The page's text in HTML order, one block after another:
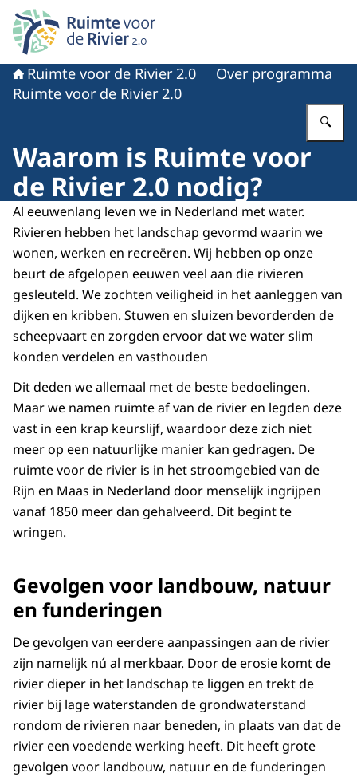
Naar de homepage van Ruimte voor de rivier 2.0
Ruimte voor de Rivier 2.0
Over programma
Ruimte voor de Rivier 2.0
Waarom is Ruimte voor
de Rivier 2.0 nodig?
Al eeuwenlang leven we in Nederland met water.
Rivieren hebben het landschap gevormd waarin we
wonen, werken en recreëren. Wij hebben op onze
beurt de afgelopen eeuwen veel aan die rivieren
gesleuteld. We zochten veiligheid in het aanleggen van
dijken en kribben. Stuwen en sluizen bevorderden de
scheepvaart en zorgden ervoor dat we water slim
konden verdelen en vasthouden
Dit deden we allemaal met de beste bedoelingen.
Maar we namen ruimte af van de rivier en legden deze
vast in een krap keurslijf, waardoor deze zich niet
meer op een natuurlijke manier kan gedragen. De
ruimte voor de rivier is in het stroomgebied van de
Rijn en Maas in Nederland door menselijk ingrijpen
vanaf 1850 meer dan gehalveerd. Dit begint te
wringen.
Gevolgen voor landbouw, natuur
en funderingen
De gevolgen van eerdere aanpassingen aan de rivier
zijn namelijk nú al merkbaar. Door de erosie komt de
rivier dieper in het landschap te liggen en trekt de
rivier bij lage waterstanden de grondwaterstand
rondom de rivieren naar beneden, in plaats van dat de
rivier een voedende werking heeft. Dit heeft grote
gevolgen voor landbouw, natuur en de funderingen